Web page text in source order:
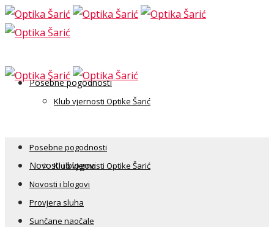
Posebne pogodnosti
Klub vjernosti Optike Šarić
Novosti i blogovi
Posebne pogodnosti
Klub vjernosti Optike Šarić
Novosti i blogovi
Provjera sluha
Sunčane naočale